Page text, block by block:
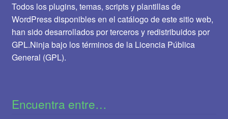
Todos los plugins, temas, scripts y plantillas de
WordPress disponibles en el catálogo de este sitio web,
han sido desarrollados por terceros y redistribuidos por
GPL.Ninja bajo los términos de la Licencia Pública
General (GPL).
Encuentra entre…